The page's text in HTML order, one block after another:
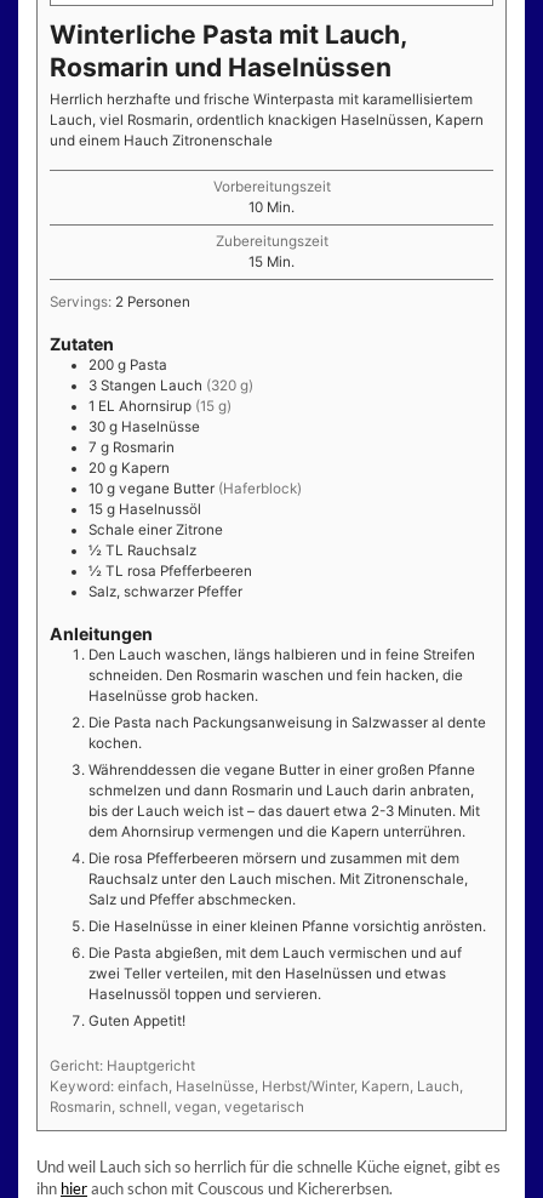
Winterliche Pasta mit Lauch,
Rosmarin und Haselnüssen
Herrlich herzhafte und frische Winterpasta mit karamellisiertem
Lauch, viel Rosmarin, ordentlich knackigen Haselnüssen, Kapern
und einem Hauch Zitronenschale
Vorbereitungszeit
10Minuten
Min.
Zubereitungszeit
15Minuten
Min.
Servings: 2 Personen
Zutaten
200 g Pasta
3 Stangen Lauch (320 g)
1 EL Ahornsirup (15 g)
30 g Haselnüsse
7 g Rosmarin
20 g Kapern
10 g vegane Butter (Haferblock)
15 g Haselnussöl
Schale einer Zitrone
½ TL Rauchsalz
½ TL rosa Pfefferbeeren
Salz, schwarzer Pfeffer
Anleitungen
Den Lauch waschen, längs halbieren und in feine Streifen
schneiden. Den Rosmarin waschen und fein hacken, die
Haselnüsse grob hacken.
Die Pasta nach Packungsanweisung in Salzwasser al dente
kochen.
Währenddessen die vegane Butter in einer großen Pfanne
schmelzen und dann Rosmarin und Lauch darin anbraten,
bis der Lauch weich ist – das dauert etwa 2-3 Minuten. Mit
dem Ahornsirup vermengen und die Kapern unterrühren.
Die rosa Pfefferbeeren mörsern und zusammen mit dem
Rauchsalz unter den Lauch mischen. Mit Zitronenschale,
Salz und Pfeffer abschmecken.
Die Haselnüsse in einer kleinen Pfanne vorsichtig anrösten.
Die Pasta abgießen, mit dem Lauch vermischen und auf
zwei Teller verteilen, mit den Haselnüssen und etwas
Haselnussöl toppen und servieren.
Guten Appetit!
Gericht: Hauptgericht
Keyword: einfach, Haselnüsse, Herbst/Winter, Kapern, Lauch,
Rosmarin, schnell, vegan, vegetarisch
Und weil Lauch sich so herrlich für die schnelle Küche eignet, gibt es
ihn hierauch schon mit Couscous und Kichererbsen.